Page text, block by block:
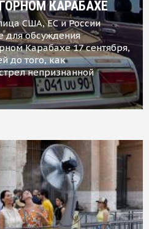
КАРАБАХЕ
США, ЕС и России
для обсуждения
Карабахе 17 сентября,
до того, как
непризнанной